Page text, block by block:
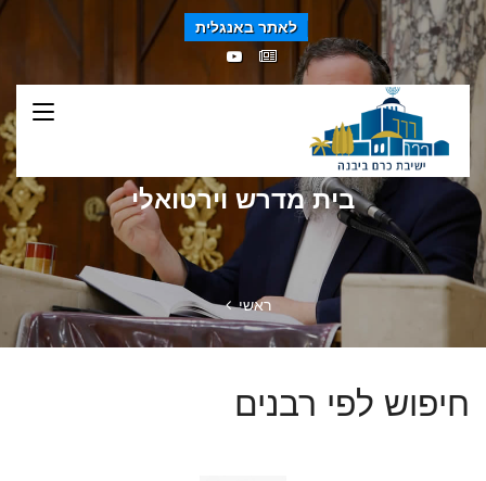
לאתר באנגלית
בית מדרש וירטואלי
ראשי
חיפוש לפי רבנים